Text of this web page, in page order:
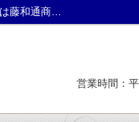
ファミリーマート 中野沼袋二丁目店周辺の物件一覧｜中野・沼袋・江古田の不動産情報は藤和通商株式会社
営業時間：